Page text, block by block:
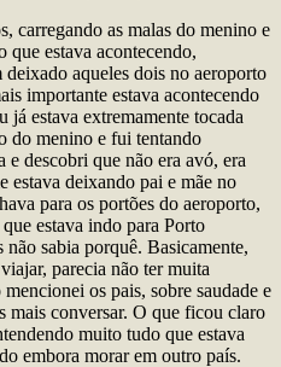
carregando as malas do menino e
que estava acontecendo,
aqueles dois no aeroporto
importante estava acontecendo
já estava extremamente tocada
do menino e fui tentando
e descobri que não era avó, era
estava deixando pai e mãe no
para os portões do aeroporto,
estava indo para Porto
sabia porquê. Basicamente,
parecia não ter muita
os pais, sobre saudade e
mais conversar. O que ficou claro
muito tudo que estava
embora morar em outro país.